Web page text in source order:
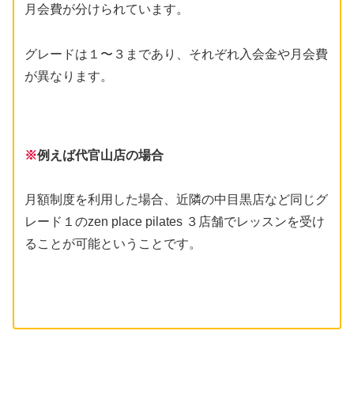
月会費が分けられています。
グレードは１〜３まであり、それぞれ入会金や月会費
が異なります。
※例えば代官山店の場合
月額制度を利用した場合、近隣の中目黒店など同じグ
レード１のzen place pilates ３店舗でレッスンを受け
ることが可能ということです。